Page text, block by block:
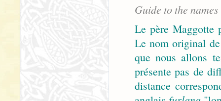
Guide to the names
Le père Maggotte
Le nom original
que nous allons
présente pas de
distance